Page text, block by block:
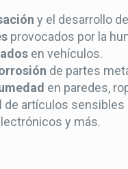
y el desarrollo
provocados por la
en vehículos.
de partes
en paredes,
de artículos sensibles
y más.